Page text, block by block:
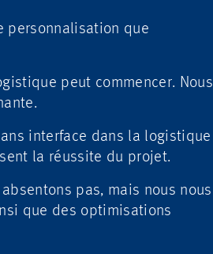
personnalisation que
peut commencer. Nous
interface dans la logistique
la réussite du projet.
pas, mais nous nous
que des optimisations